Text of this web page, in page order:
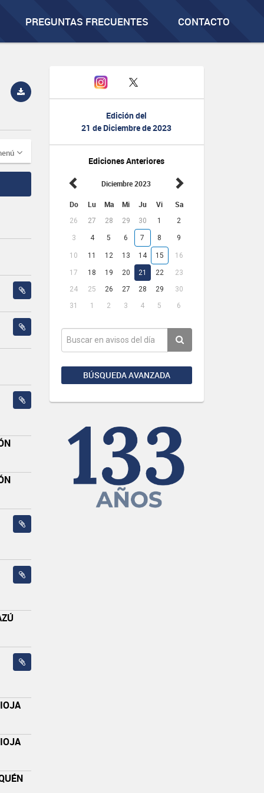
PREGUNTAS FRECUENTES CONTACTO
Edición del
21 de Diciembre de 2023
Ediciones Anteriores
Diciembre 2023
Do Lu Ma Mi Ju Vi Sa
26 27 28 29 30 1 2
3 4 5 6 7 8 9
10 11 12 13 14 15 16
17 18 19 20 21 22
23
24
25 26 27 28 29
30
31
1 2 3 4 5 6
BÚSQUEDA AVANZADA